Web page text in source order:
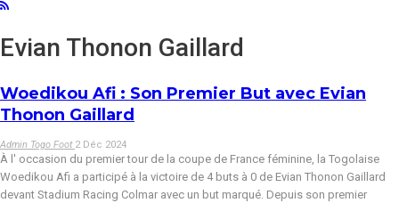
Evian Thonon Gaillard
Woedikou Afi : Son Premier But avec Evian
Thonon Gaillard
Admin Togo Foot 2 Déc 2024
À l' occasion du premier tour de la coupe de France féminine, la Togolaise
Woedikou Afi a participé à la victoire de 4 buts à 0 de Evian Thonon Gaillard
devant Stadium Racing Colmar avec un but marqué. Depuis son premier